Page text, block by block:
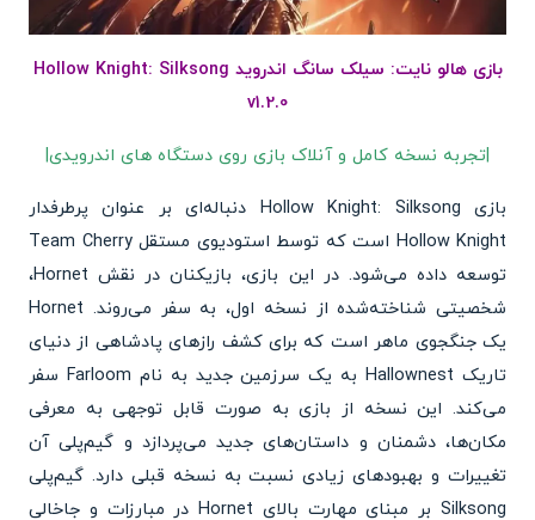
بازی هالو نایت: سیلک سانگ اندروید Hollow Knight: Silksong
v1.2.0
|تجربه نسخه کامل و آنلاک بازی روی دستگاه های اندرویدی|
بازی Hollow Knight: Silksong دنباله‌ای بر عنوان پرطرفدار
Hollow Knight است که توسط استودیوی مستقل Team Cherry
توسعه داده می‌شود. در این بازی، بازیکنان در نقش Hornet،
شخصیتی شناخته‌شده از نسخه اول، به سفر می‌روند. Hornet
یک جنگجوی ماهر است که برای کشف رازهای پادشاهی از دنیای
تاریک Hallownest به یک سرزمین جدید به نام Farloom سفر
می‌کند. این نسخه از بازی به صورت قابل توجهی به معرفی
مکان‌ها، دشمنان و داستان‌های جدید می‌پردازد و گیم‌پلی آن
تغییرات و بهبود‌های زیادی نسبت به نسخه قبلی دارد. گیم‌پلی
Silksong بر مبنای مهارت بالای Hornet در مبارزات و جاخالی